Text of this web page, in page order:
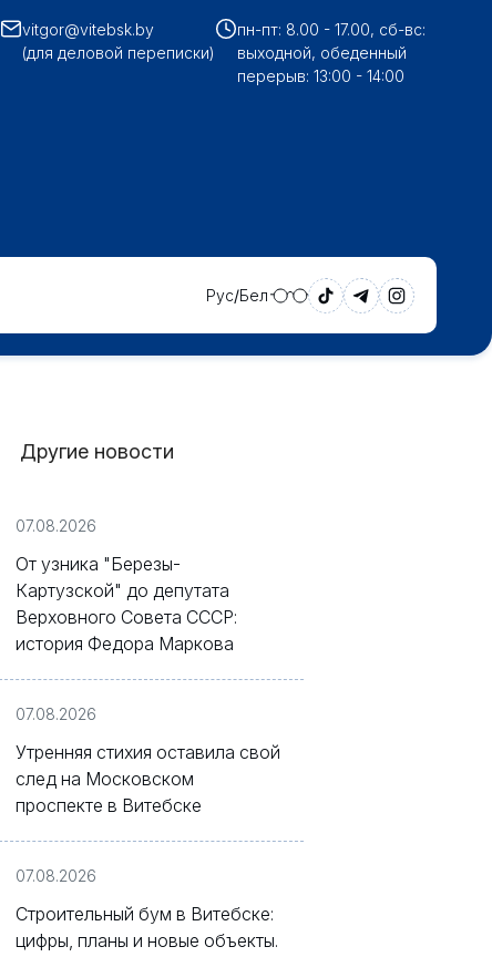
vitgor@vitebsk.by
(для деловой переписки)
пн-пт: 8.00 - 17.00, сб-вс:
выходной, обеденный
перерыв: 13:00 - 14:00
Рус Бел
Другие новости
07.08.2026
От узника "Березы-
Картузской" до депутата
Верховного Совета СССР:
история Федора Маркова
07.08.2026
Утренняя стихия оставила свой
след на Московском
проспекте в Витебске
07.08.2026
Строительный бум в Витебске:
цифры, планы и новые объекты.